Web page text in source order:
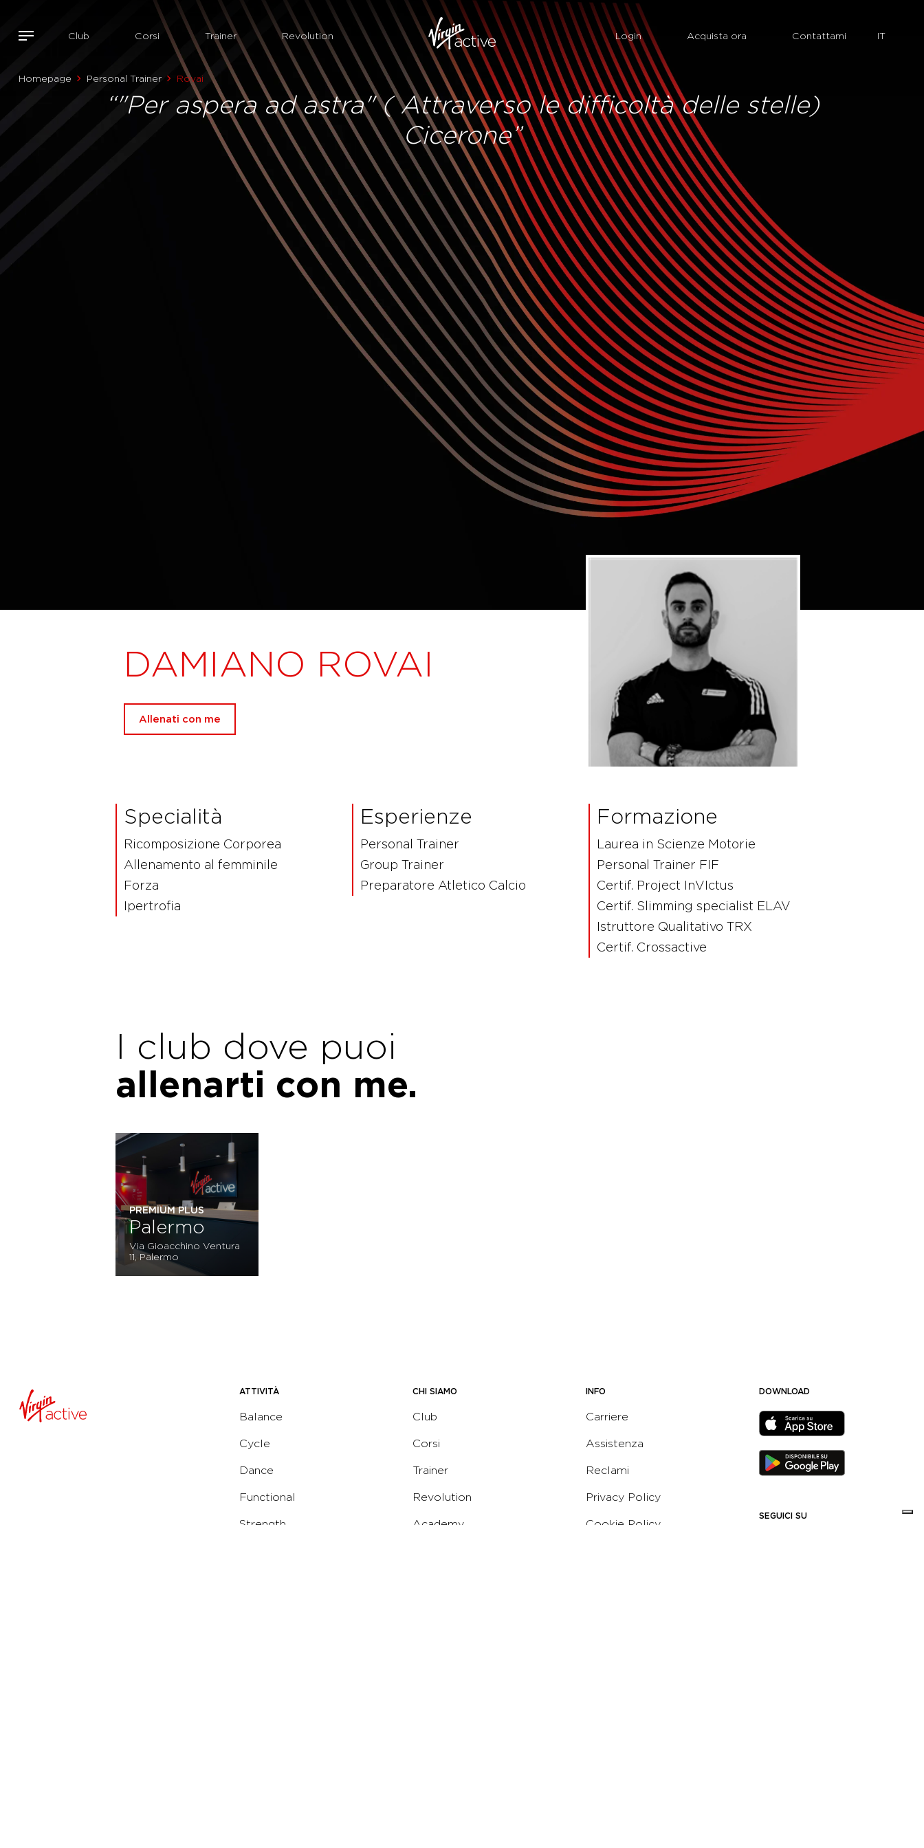
Club Corsi Trainer Revolution Login Acquista ora Contattami
Homepage Personal Trainer Rovai
“"Per aspera ad astra" ( Attraverso le difficoltà delle stelle)
Cicerone”
DAMIANO ROVAI
Allenati con me
Specialità
Ricomposizione Corporea
Allenamento al femminile
Forza
Ipertrofia
Esperienze
Personal Trainer
Group Trainer
Preparatore Atletico Calcio
Formazione
Laurea in Scienze Motorie
Personal Trainer FIF
Certif. Project InVIctus
Certif. Slimming specialist ELAV
Istruttore Qualitativo TRX
Certif. Crossactive
I club dove puoi
allenarti con me.
PREMIUM PLUS
Palermo
Via Gioacchino Ventura
11, Palermo
ATTIVITÀ
Balance
Cycle
Dance
Functional
Strength
CHI SIAMO
Club
Corsi
Trainer
Revolution
Academy
INFO
Carriere
Assistenza
Reclami
Privacy Policy
Cookie Policy
DOWNLOAD
SEGUICI SU